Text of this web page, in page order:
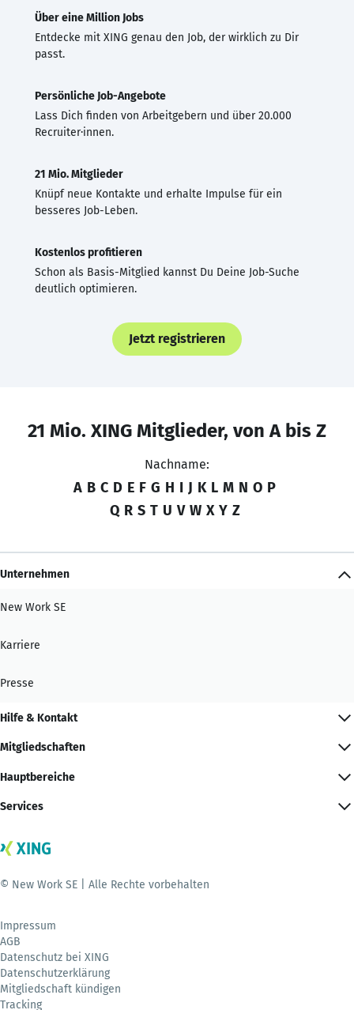
Über eine Million Jobs
Entdecke mit XING genau den Job, der wirklich zu Dir
passt.
Persönliche Job-Angebote
Lass Dich finden von Arbeitgebern und über 20.000
Recruiter·innen.
21 Mio. Mitglieder
Knüpf neue Kontakte und erhalte Impulse für ein
besseres Job-Leben.
Kostenlos profitieren
Schon als Basis-Mitglied kannst Du Deine Job-Suche
deutlich optimieren.
Jetzt registrieren
21 Mio. XING Mitglieder, von A bis Z
Nachname:
A B C D E F G H I J K L M N O P
Q R S T U V W X Y Z
Unternehmen
New Work SE
Karriere
Presse
Hilfe & Kontakt
Mitgliedschaften
Hauptbereiche
Services
© New Work SE | Alle Rechte vorbehalten
Impressum
AGB
Datenschutz bei XING
Datenschutzerklärung
Mitgliedschaft kündigen
Tracking